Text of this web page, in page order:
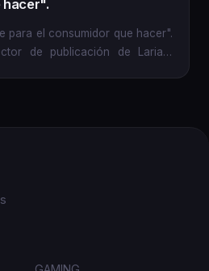
hacer".
para el consumidor que hacer".
de publicación de Larian,